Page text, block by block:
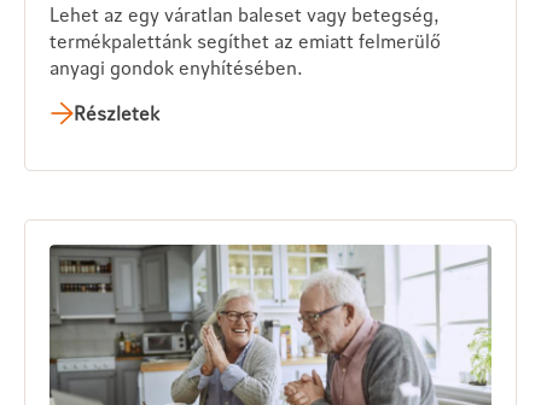
Lehet az egy váratlan baleset vagy betegség,
termékpalettánk segíthet az emiatt felmerülő
anyagi gondok enyhítésében.
Részletek